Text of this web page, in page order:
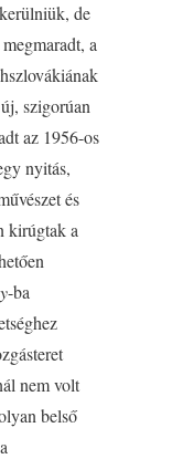
de
a
szigorúan
az 1956-os
nyitás,
és
kirúgtak a
-ba
nem volt
belső